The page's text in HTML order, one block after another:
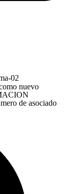
nuevo
de asociado